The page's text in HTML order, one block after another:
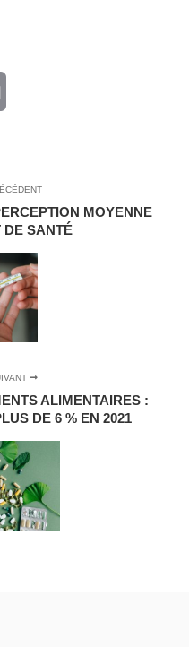
MOYENNE
DE SANTÉ
ALIMENTAIRES :
DE 6 % EN 2021